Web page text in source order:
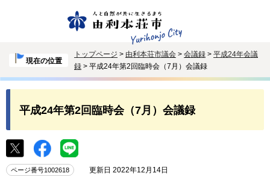
現在の位置
トップページ > 由利本荘市議会 > 会議録 > 平成24年会議
録 > 平成24年第2回臨時会（7月）会議録
平成24年第2回臨時会（7月）会議録
ページ番号1002618 更新日 2022年12月14日